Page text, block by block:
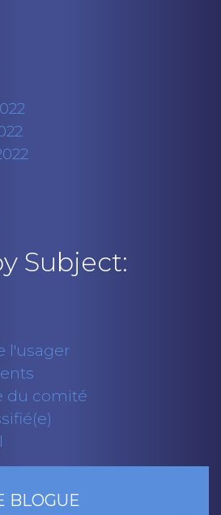
Subject:
l'usager
du comité
BLOGUE